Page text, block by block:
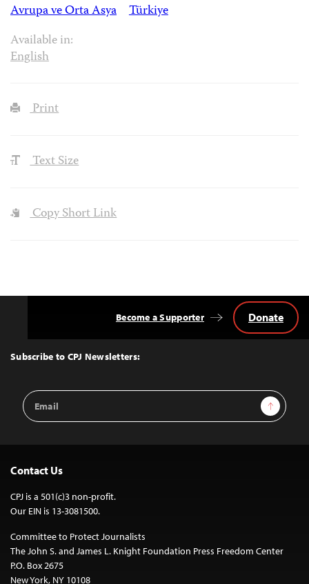
Avrupa ve Orta Asya
Türkiye
Available in:
English
Print
Text Size
Copy Short Link
Top
Subscribe to CPJ Newsletters:
Email
Address
Sign Up
Become a Supporter Donate
Contact Us
CPJ is a 501(c)3 non-profit.
Our EIN is 13-3081500.
Committee to Protect Journalists
The John S. and James L. Knight Foundation Press Freedom Center
P.O. Box 2675
New York, NY 10108